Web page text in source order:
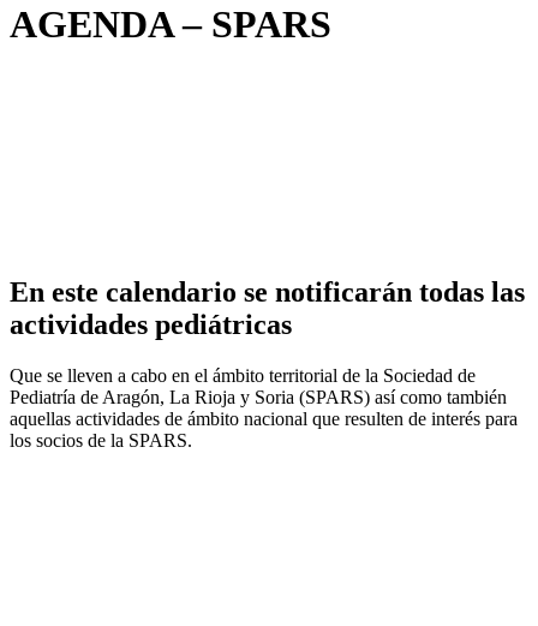
AGENDA – SPARS
En este calendario se notificarán todas las
actividades pediátricas
Que se lleven a cabo en el ámbito territorial de la Sociedad de
Pediatría de Aragón, La Rioja y Soria (SPARS) así como también
aquellas actividades de ámbito nacional que resulten de interés para
los socios de la SPARS.